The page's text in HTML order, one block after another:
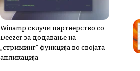
Winamp склучи партнерство со
Deezer за додавање на
„стриминг“ функција во својата
апликација